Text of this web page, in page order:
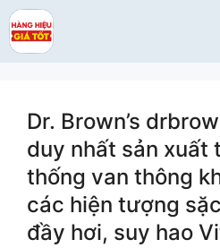
Skip
to
content
Dr. Brown’s
duy nhất sản xuất
thống van thông
các hiện tượng
đầy hơi, suy hao